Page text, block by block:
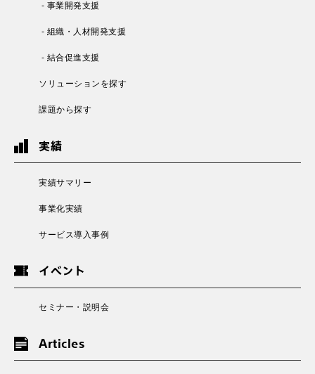
- 事業開発支援
- 組織・人材開発支援
- 結合促進支援
ソリューションを探す
課題から探す
実績
実績サマリー
事業化実績
サービス導入事例
イベント
セミナー・説明会
Articles